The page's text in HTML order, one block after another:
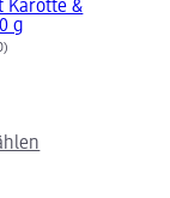
Karotte &
g